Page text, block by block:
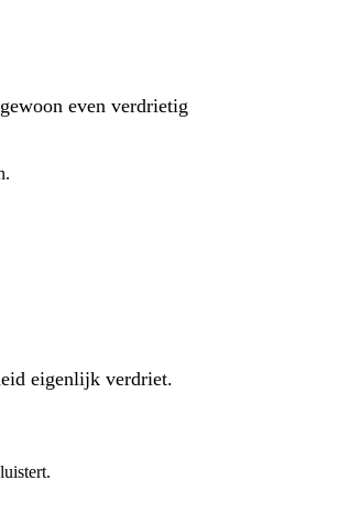
even verdrietig
eigenlijk verdriet.